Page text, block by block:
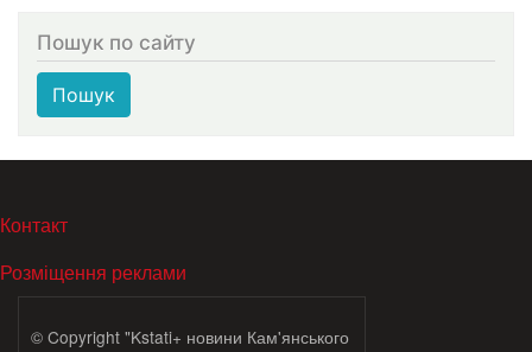
Пошук по сайту
Пошук
МЕНЮ В ПОДВАЛЕ
Контакт
Розміщення реклами
© Copyright "Kstati+ новини Кам'янського